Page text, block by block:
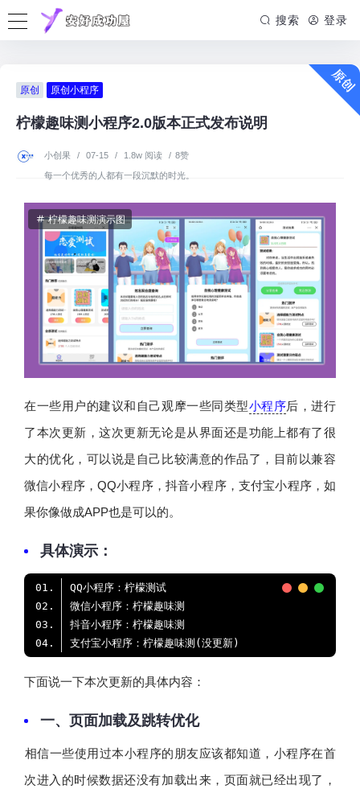
搜索 登录
原创 原创小程序
柠檬趣味测小程序2.0版本正式发布说明
小创果 / 07-15 / 1.8w 阅读 / 8赞
每一个优秀的人都有一段沉默的时光。
柠檬趣味测演示图
在一些用户的建议和自己观摩一些同类型小程序后，进行
了本次更新，这次更新无论是从界面还是功能上都有了很
大的优化，可以说是自己比较满意的作品了，目前以兼容
微信小程序，QQ小程序，抖音小程序，支付宝小程序，如
果你像做成APP也是可以的。
具体演示：
下面说一下本次更新的具体内容：
一、页面加载及跳转优化
​相信一些使用过本小程序的朋友应该都知道，小程序在首
次进入的时候数据还没有加载出来，页面就已经出现了，